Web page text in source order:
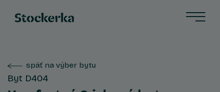
späť na výber bytu
Byt D404